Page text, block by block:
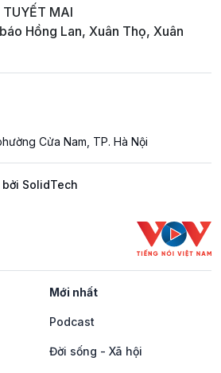
MAI
Hồng Lan, Xuân Thọ, Xuân
Cửa Nam, TP. Hà Nội
SolidTech
Mới nhất
Podcast
Đời sống - Xã hội